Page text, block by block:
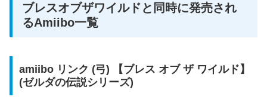
ブレスオブザワイルドと同時に発売され
るAmiibo一覧
amiibo リンク (弓) 【ブレス オブ ザ ワイルド】
(ゼルダの伝説シリーズ)